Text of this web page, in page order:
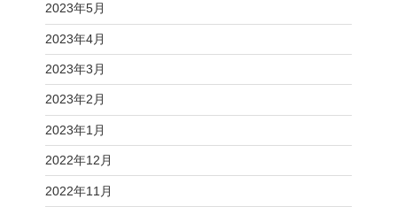
2023年5月
2023年4月
2023年3月
2023年2月
2023年1月
2022年12月
2022年11月